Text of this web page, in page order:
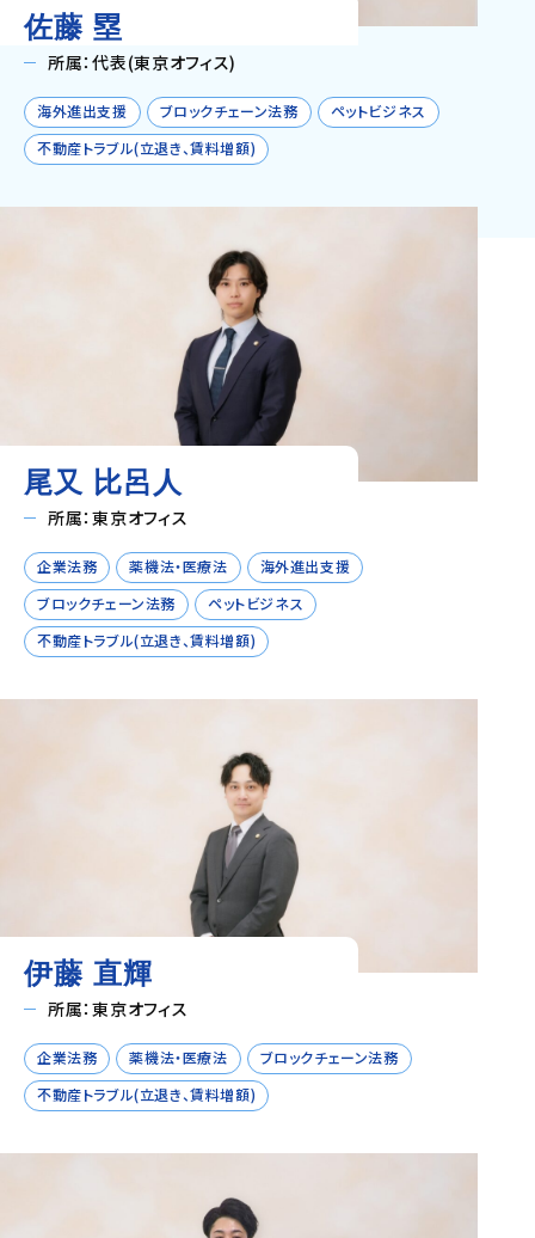
佐藤 塁
所属：代表(東京オフィス)
海外進出支援 ブロックチェーン法務
ペットビジネス
不動産トラブル(立退き、賃料増額)
尾又 比呂人
所属：東京オフィス
企業法務 薬機法・医療法
海外進出支援
ブロックチェーン法務
ペットビジネス
不動産トラブル(立退き、賃料増額)
伊藤 直輝
所属：東京オフィス
企業法務 薬機法・医療法
ブロックチェーン法務
不動産トラブル(立退き、賃料増額)